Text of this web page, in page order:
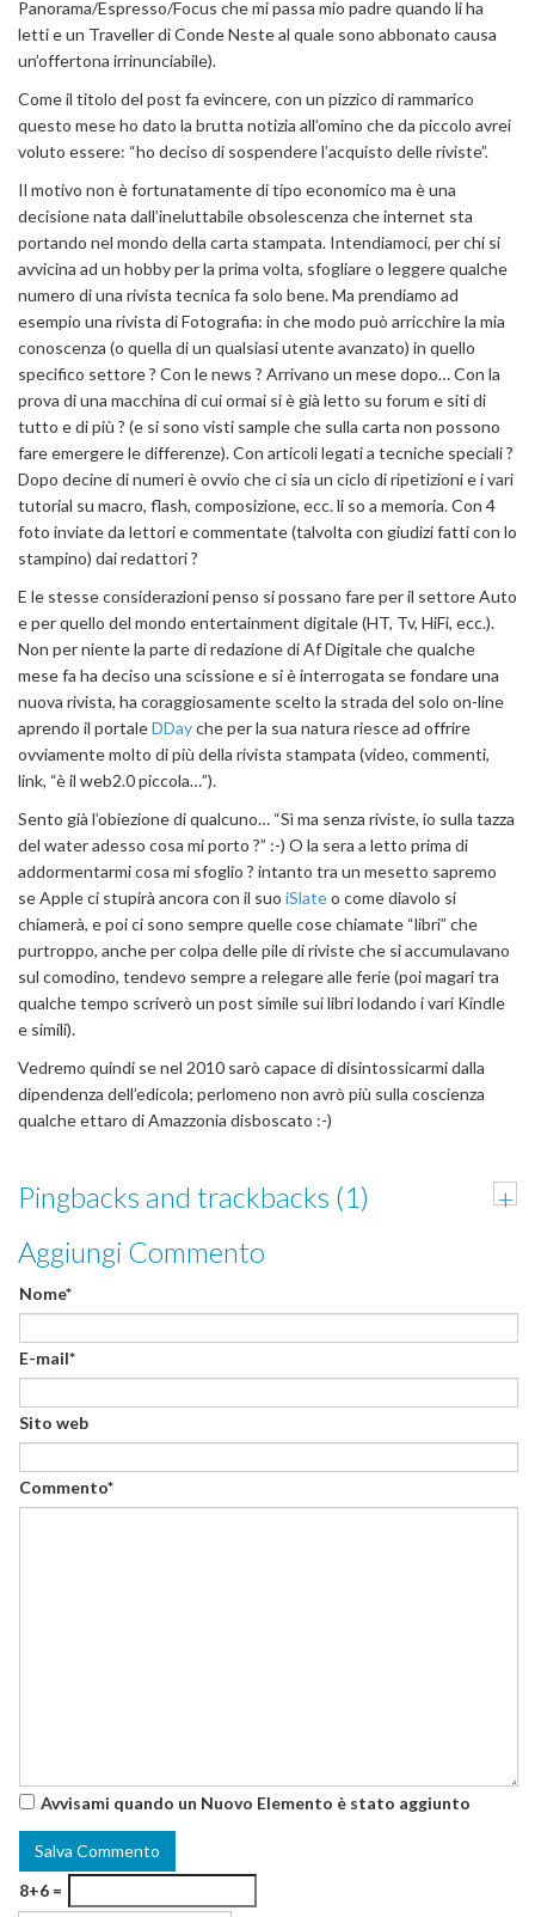
Panorama/Espresso/Focus che mi passa mio padre quando li ha
letti e un Traveller di Conde Neste al quale sono abbonato causa
un’offertona irrinunciabile).
Come il titolo del post fa evincere, con un pizzico di rammarico
questo mese ho dato la brutta notizia all’omino che da piccolo avrei
voluto essere: “ho deciso di sospendere l’acquisto delle riviste”.
Il motivo non è fortunatamente di tipo economico ma è una
decisione nata dall’ineluttabile obsolescenza che internet sta
portando nel mondo della carta stampata. Intendiamoci, per chi si
avvicina ad un hobby per la prima volta, sfogliare o leggere qualche
numero di una rivista tecnica fa solo bene. Ma prendiamo ad
esempio una rivista di Fotografia: in che modo può arricchire la mia
conoscenza (o quella di un qualsiasi utente avanzato) in quello
specifico settore ? Con le news ? Arrivano un mese dopo… Con la
prova di una macchina di cui ormai si è già letto su forum e siti di
tutto e di più ? (e si sono visti sample che sulla carta non possono
fare emergere le differenze). Con articoli legati a tecniche speciali ?
Dopo decine di numeri è ovvio che ci sia un ciclo di ripetizioni e i vari
tutorial su macro, flash, composizione, ecc. li so a memoria. Con 4
foto inviate da lettori e commentate (talvolta con giudizi fatti con lo
stampino) dai redattori ?
E le stesse considerazioni penso si possano fare per il settore Auto
e per quello del mondo entertainment digitale (HT, Tv, HiFi, ecc.).
Non per niente la parte di redazione di Af Digitale che qualche
mese fa ha deciso una scissione e si è interrogata se fondare una
nuova rivista, ha coraggiosamente scelto la strada del solo on-line
aprendo il portaleDDayche per la sua natura riesce ad offrire
ovviamente molto di più della rivista stampata (video, commenti,
link, “è il web2.0 piccola…”).
Sento già l’obiezione di qualcuno… “Sì ma senza riviste, io sulla tazza
del water adesso cosa mi porto ?” :-) O la sera a letto prima di
addormentarmi cosa mi sfoglio ? intanto tra un mesetto sapremo
se Apple ci stupirà ancora con il suo iSlateo come diavolo si
chiamerà, e poi ci sono sempre quelle cose chiamate “libri” che
purtroppo, anche per colpa delle pile di riviste che si accumulavano
sul comodino, tendevo sempre a relegare alle ferie (poi magari tra
qualche tempo scriverò un post simile sui libri lodando i vari Kindle
e simili).
Vedremo quindi se nel 2010 sarò capace di disintossicarmi dalla
dipendenza dell’edicola; perlomeno non avrò più sulla coscienza
qualche ettaro di Amazzonia disboscato :-)
Pingbacks and trackbacks (1)
+
Aggiungi Commento
Nome*
E-mail*
Sito web
Commento*
Avvisami quando un Nuovo Elemento è stato aggiunto
8+6 =